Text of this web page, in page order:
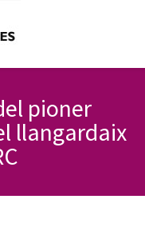
pioner
llangardaix